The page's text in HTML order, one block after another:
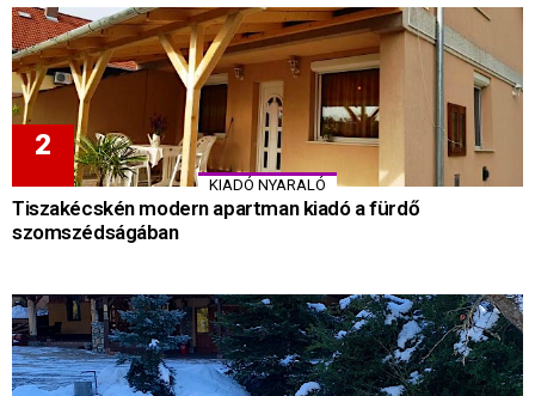
KIADÓ NYARALÓ
Tiszakécskén modern apartman kiadó a fürdő
szomszédságában